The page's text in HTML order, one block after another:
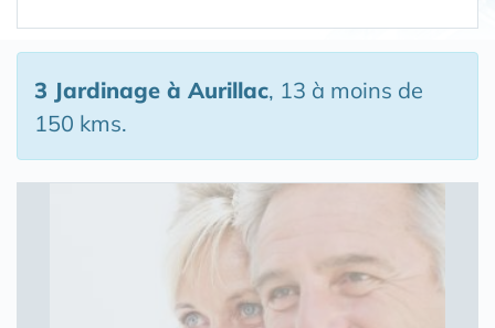
3 Jardinage à Aurillac, 13 à moins de
150 kms.